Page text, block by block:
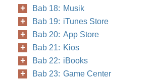
Bab 18: Musik
Bab 19: iTunes Store
Bab 20: App Store
Bab 21: Kios
Bab 22: iBooks
Bab 23: Game Center